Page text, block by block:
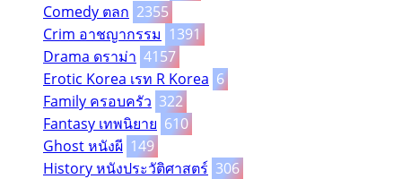
Comedy ตลก 2355
Crim อาชญากรรม 1391
Drama ดราม่า 4157
Erotic Korea เรท R Korea 6
Family ครอบครัว 322
Fantasy เทพนิยาย 610
Ghost หนังผี 149
History หนังประวัติศาสตร์ 306